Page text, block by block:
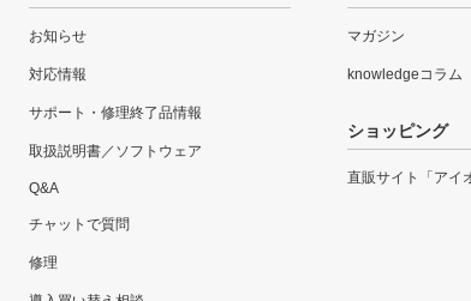
お知らせ
対応情報
サポート・修理終了品情報
取扱説明書／ソフトウェア
Q&A
チャットで質問
修理
マガジン
knowledgeコラム
ショッピング
直販サイト「アイ